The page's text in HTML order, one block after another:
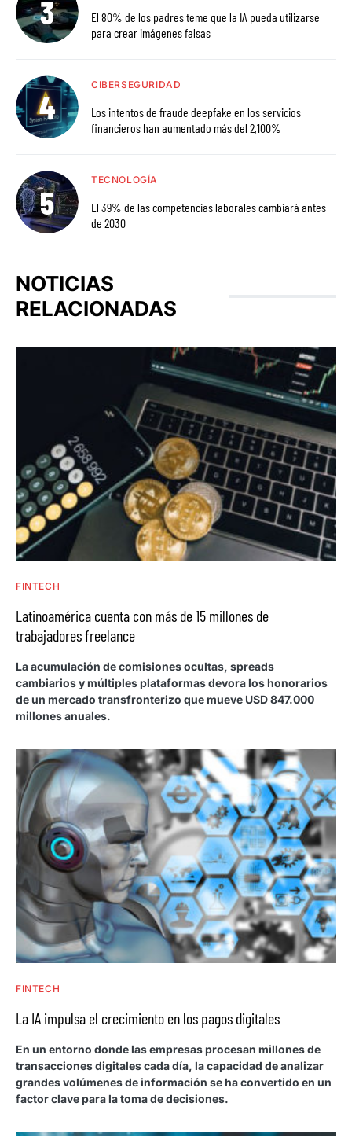
El 80% de los padres teme que la IA pueda utilizarse
para crear imágenes falsas
CIBERSEGURIDAD
Los intentos de fraude deepfake en los servicios
financieros han aumentado más del 2,100%
TECNOLOGÍA
El 39% de las competencias laborales cambiará antes
de 2030
NOTICIAS
RELACIONADAS
FINTECH
Latinoamérica cuenta con más de 15 millones de
trabajadores freelance
La acumulación de comisiones ocultas, spreads
cambiarios y múltiples plataformas devora los honorarios
de un mercado transfronterizo que mueve USD 847.000
millones anuales.
FINTECH
La IA impulsa el crecimiento en los pagos digitales
En un entorno donde las empresas procesan millones de
transacciones digitales cada día, la capacidad de analizar
grandes volúmenes de información se ha convertido en un
factor clave para la toma de decisiones.